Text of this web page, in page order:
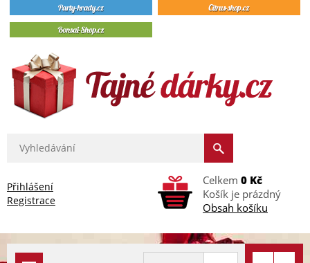
Přihlášení
Registrace
Celkem 0 Kč
Košík je prázdný
Obsah košíku